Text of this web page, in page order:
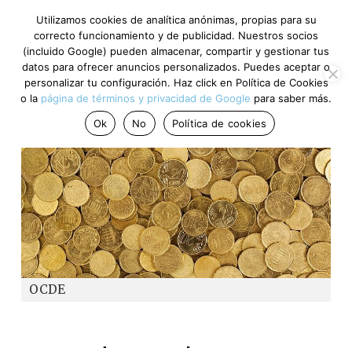
OCDE
Utilizamos cookies de analítica anónimas, propias para su
correcto funcionamiento y de publicidad. Nuestros socios
(incluido Google) pueden almacenar, compartir y gestionar tus
datos para ofrecer anuncios personalizados. Puedes aceptar o
personalizar tu configuración. Haz click en Política de Cookies
o la página de términos y privacidad de Google para saber más.
Ok
No Política de cookies